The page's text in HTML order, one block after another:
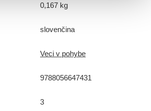
0,167 kg
slovenčina
Veci v pohybe
9788056647431
3